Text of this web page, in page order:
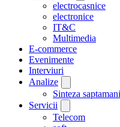
electrocasnice
electronice
IT&C
Multimedia
E-commerce
Evenimente
Interviuri
Analize
Sinteza
Servicii
Telecom